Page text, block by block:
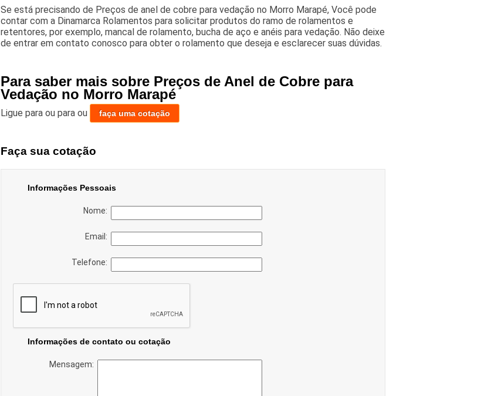
Se está precisando de Preços de anel de cobre para vedação no Morro Marapé, Você pode
contar com a Dinamarca Rolamentos para solicitar produtos do ramo de rolamentos e
retentores, por exemplo, mancal de rolamento, bucha de aço e anéis para vedação. Não deixe
de entrar em contato conosco para obter o rolamento que deseja e esclarecer suas dúvidas.
Para saber mais sobre Preços de Anel de Cobre para
Vedação no Morro Marapé
Ligue para ou para ou faça uma cotação
Faça sua cotação
Informações Pessoais
Nome:
Email:
Telefone:
Informações de contato ou cotação
Mensagem: